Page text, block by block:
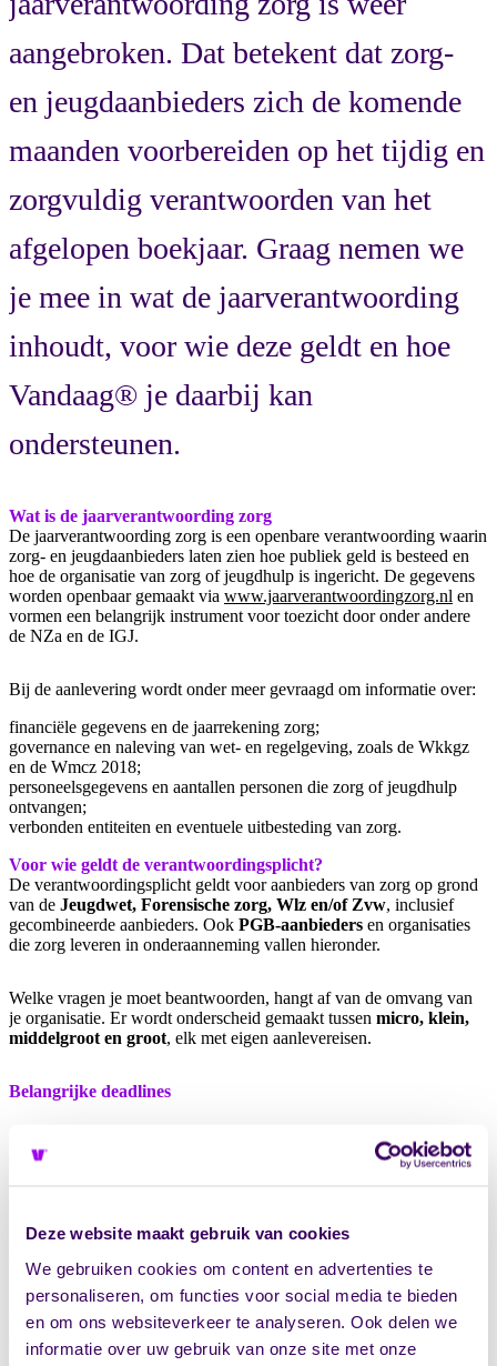
Deze website maakt gebruik van cookies
We gebruiken cookies om content en advertenties te
personaliseren, om functies voor social media te bieden
en om ons websiteverkeer te analyseren. Ook delen we
informatie over uw gebruik van onze site met onze
aangebroken. Dat betekent dat zorg-
en jeugdaanbieders zich de komende
maanden voorbereiden op het tijdig en
zorgvuldig verantwoorden van het
afgelopen boekjaar. Graag nemen we
je mee in wat de jaarverantwoording
inhoudt, voor wie deze geldt en hoe
Vandaag® je daarbij kan
ondersteunen.
Wat is de jaarverantwoording zorg
De jaarverantwoording zorg is een openbare verantwoording waarin
zorg- en jeugdaanbieders laten zien hoe publiek geld is besteed en
hoe de organisatie van zorg of jeugdhulp is ingericht. De gegevens
worden openbaar gemaakt via www.jaarverantwoordingzorg.nl en
vormen een belangrijk instrument voor toezicht door onder andere
de NZa en de IGJ.
Bij de aanlevering wordt onder meer gevraagd om informatie over:
financiële gegevens en de jaarrekening zorg;
governance en naleving van wet- en regelgeving, zoals de Wkkgz
en de Wmcz 2018;
personeelsgegevens en aantallen personen die zorg of jeugdhulp
ontvangen;
verbonden entiteiten en eventuele uitbesteding van zorg.
Voor wie geldt de verantwoordingsplicht?
De verantwoordingsplicht geldt voor aanbieders van zorg op grond
van de Jeugdwet, Forensische zorg, Wlz en/of Zvw, inclusief
gecombineerde aanbieders. Ook PGB‑aanbieders en organisaties
die zorg leveren in onderaanneming vallen hieronder.
Welke vragen je moet beantwoorden, hangt af van de omvang van
je organisatie. Er wordt onderscheid gemaakt tussen micro, klein,
middelgroot en groot, elk met eigen aanlevereisen.
Belangrijke deadlines
Uiterlijk 31 mei:
aanleveren van de jaarverantwoording zorg.
Vóór 16 maart inloggen:
voor jeugdhulpaanbieders en
basisvragenlijst.
Uitstel mogelijk; verruimd vanaf 2026
Lukt het niet om de jaarverantwoording vóór 1 juni aan te leveren?
Sinds1 januari 2026is deBeleidsregel Uitstel jaarverantwoording
uitgebreid. Zorgaanbieders die vertraging oplopen, bijvoorbeeld
door capaciteitsproblemen bij hun accountant of
administratiekantoor, kunnen uitstel aanvragen tot